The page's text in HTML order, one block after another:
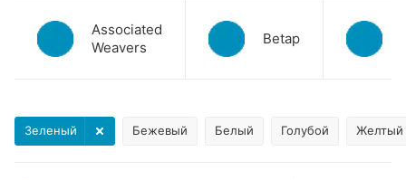
Associated
Weavers
Betap
Бежевый Белый Голубой Желтый
Зеленый